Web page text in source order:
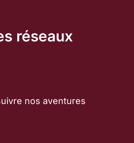
réseaux
nos aventures